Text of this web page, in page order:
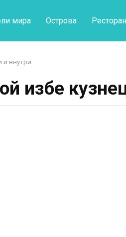
мира Острова
и внутри
избе